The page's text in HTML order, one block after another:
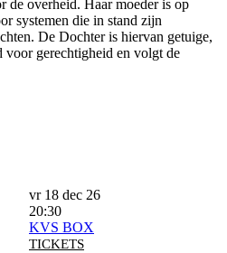
de overheid. Haar moeder is op
systemen die in stand zijn
De Dochter is hiervan getuige,
voor gerechtigheid en volgt de
vr 18 dec 26
20:30
KVS BOX
TICKETS